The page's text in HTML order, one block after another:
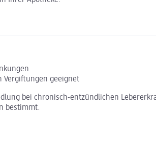
Vergiftungen geeignet
bei chronisch-entzündlichen
bestimmt.